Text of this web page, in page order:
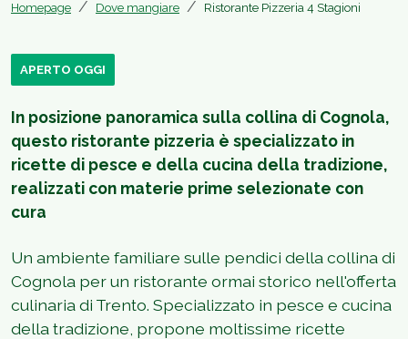
Homepage Dove mangiare Ristorante Pizzeria 4 Stagioni
APERTO OGGI
In posizione panoramica sulla collina di Cognola,
questo ristorante pizzeria è specializzato in
ricette di pesce e della cucina della tradizione,
realizzati con materie prime selezionate con
cura
Un ambiente familiare sulle pendici della collina di
Cognola per un ristorante ormai storico nell'offerta
culinaria di Trento. Specializzato in pesce e cucina
della tradizione, propone moltissime ricette